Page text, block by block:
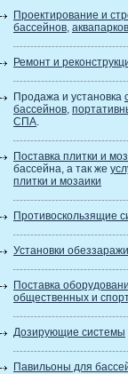
Проектирование и
бассейнов, аквапарков
Ремонт и
Продажа и установка
бассейнов,
СПА.
Поставка плитки и
бассейна, а так же
плитки и мозаики
Противоскользящие
Установки
Поставка
общественных и
Дозирующие системы
Павильоны для